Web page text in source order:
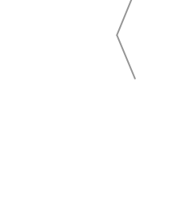
Мы в восторге от
Спасибо еще раз!
ВИТАЛИЙ,